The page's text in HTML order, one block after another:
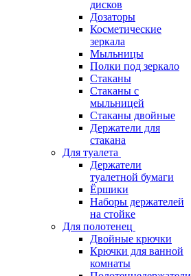
дисков
Дозаторы
Косметические
зеркала
Мыльницы
Полки под зеркало
Стаканы
Стаканы с
мыльницей
Стаканы двойные
Держатели для
стакана
Для туалета
Держатели
туалетной бумаги
Ёршики
Наборы держателей
на стойке
Для полотенец
Двойные крючки
Крючки для ванной
комнаты